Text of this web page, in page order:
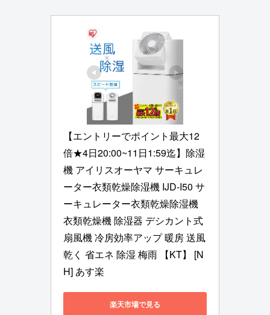
【エントリーでポイント最大12
倍★4日20:00~11日1:59迄】除湿
機 アイリスオーヤマ サーキュレ
ーター衣類乾燥除湿機 IJD-I50 サ
ーキュレーター衣類乾燥除湿機
衣類乾燥機 除湿器 デシカント式
扇風機 冷房効率アップ 暖房 送風
乾く 省エネ 除湿 梅雨 【KT】 [N
H] あす楽
楽天市場で見る